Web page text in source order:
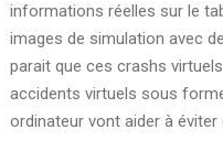
informations réelles sur le
images de simulation avec
parait que ces crashs
accidents virtuels sous
ordinateur vont aider à